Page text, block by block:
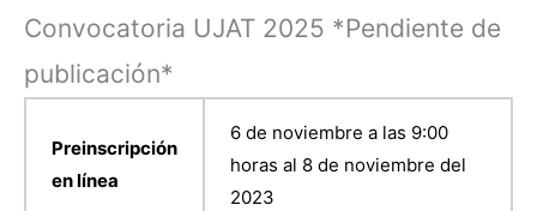
Convocatoria UJAT 2025 *Pendiente de
publicación*
Preinscripción
en línea
6 de noviembre a las 9:00
horas al 8 de noviembre del
2023